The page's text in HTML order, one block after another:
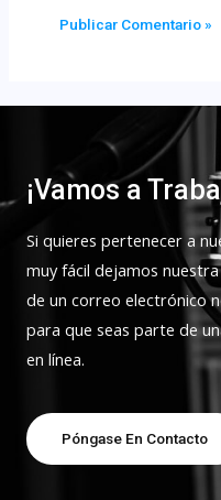
¡Vamos a
Si quieres pertenecer a
muy fácil dejamos
de un correo electrónico
para que seas parte de
en línea.
Póngase En Contacto